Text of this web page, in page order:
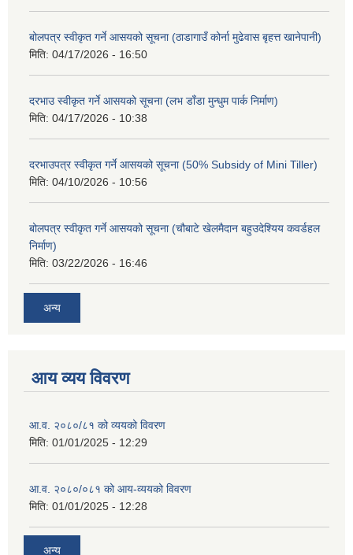
बोलपत्र स्वीकृत गर्ने आसयको सूचना (ठाडागाउँ कोर्ना मुढेवास बृहत्त खानेपानी)
मिति: 04/17/2026 - 16:50
दरभाउ स्वीकृत गर्ने आसयको सूचना (लभ डाँडा मुन्धुम पार्क निर्माण)
मिति: 04/17/2026 - 10:38
दरभाउपत्र स्वीकृत गर्ने आसयको सूचना (50% Subsidy of Mini Tiller)
मिति: 04/10/2026 - 10:56
बोलपत्र स्वीकृत गर्ने आसयको सूचना (चौबाटे खेलमैदान बहुउदेश्यिय कवर्डहल
निर्माण)
मिति: 03/22/2026 - 16:46
अन्य
आय व्यय विवरण
आ.व. २०८०/८१ को व्ययको विवरण
मिति: 01/01/2025 - 12:29
आ.व. २०८०/०८१ को आय-व्ययको विवरण
मिति: 01/01/2025 - 12:28
अन्य